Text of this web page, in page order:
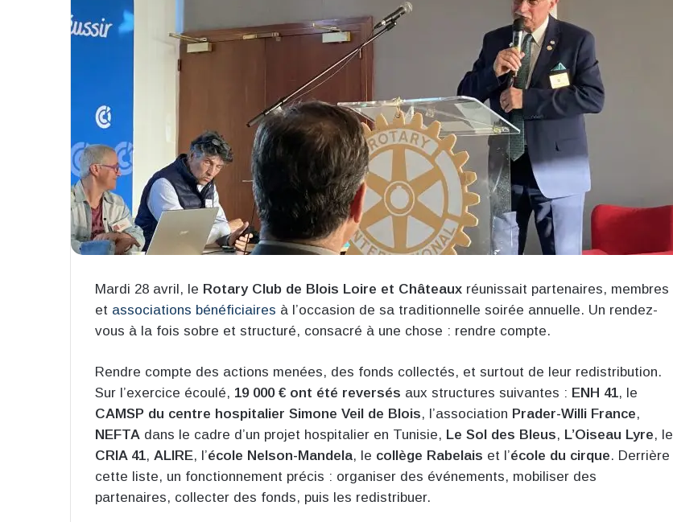
Mardi 28 avril, le Rotary Club de Blois Loire et Châteaux réunissait partenaires, membres
et associations bénéficiaires à l’occasion de sa traditionnelle soirée annuelle. Un rendez-
vous à la fois sobre et structuré, consacré à une chose : rendre compte.
Rendre compte des actions menées, des fonds collectés, et surtout de leur redistribution.
Sur l’exercice écoulé, 19 000 € ont été reversés aux structures suivantes : ENH 41, le
CAMSP du centre hospitalier Simone Veil de Blois, l’association Prader-Willi France,
NEFTA dans le cadre d’un projet hospitalier en Tunisie, Le Sol des Bleus, L’Oiseau Lyre, le
CRIA 41, ALIRE, l’école Nelson-Mandela, le collège Rabelais et l’école du cirque. Derrière
cette liste, un fonctionnement précis : organiser des événements, mobiliser des
partenaires, collecter des fonds, puis les redistribuer.